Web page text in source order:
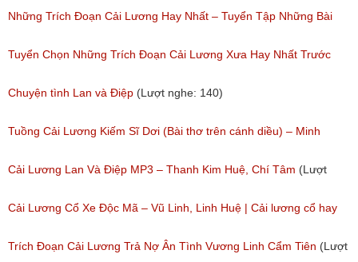
(Lượt nghe: 1,083)
Những Bài Ca Cổ Hay Của Tấn Tài
(Lượt nghe: 303)
Những Trích Đoạn Cải Lương Hay Nhất – Tuyển Tập Những Bài
Tân Cổ Cải Lương Đặc Sắc
(Lượt nghe: 150)
Tuyển Chọn Những Trích Đoạn Cải Lương Xưa Hay Nhất Trước
Năm 1975
(Lượt nghe: 426)
Chuyện tình Lan và Điệp (Lượt nghe: 140)
Tuồng Cải Lương Kiếm Sĩ Dơi (Bài thơ trên cánh diều) – Minh
Phụng, Minh Châu
(Lượt nghe: 517)
Cải Lương Lan Và Điệp MP3 – Thanh Kim Huệ, Chí Tâm (Lượt
nghe: 4,351)
Cải Lương Cổ Xe Độc Mã – Vũ Linh, Linh Huệ | Cải lương cổ hay
nhất
Trích Đoạn Cải Lương Trả Nợ Ân Tình Vương Linh Cẩm Tiên (Lượt